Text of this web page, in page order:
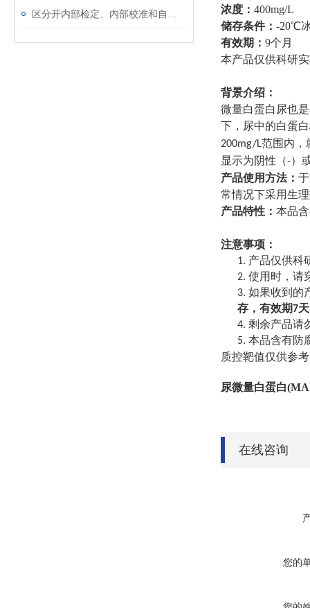
浓度： 400mg/L
储存条件： -20℃
有效期： 9个月
本产品仅供科研
背景介绍 ：
微量白蛋白尿也
下，尿中的白蛋
200mg/L范围内，
显示为阴性（-）
产品使用方法：
常情况下采用生
产品特性： 本品
注意事项：
1. 产品仅供科
2. 使用时，请
3. 如果收到的
存，有效期7
4. 剩余产品请
5. 本品含有防
质控靶值仅供参
尿微量白蛋白
在线咨询
您的